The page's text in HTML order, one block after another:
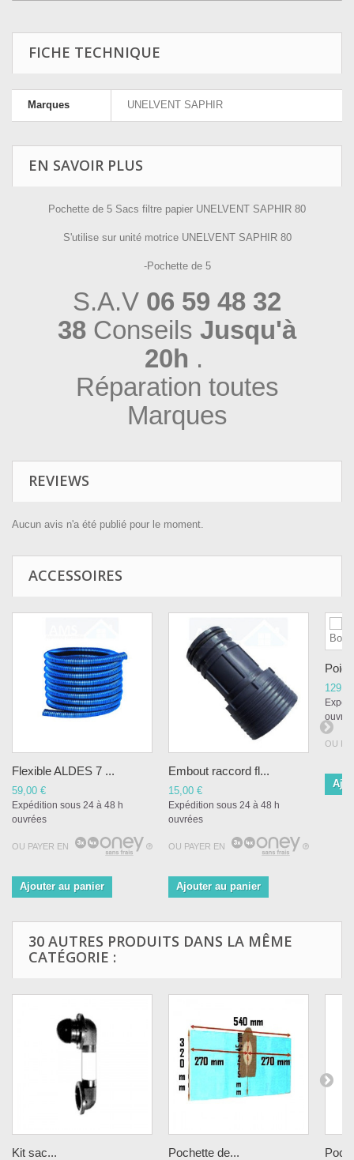
FICHE TECHNIQUE
Marques UNELVENT SAPHIR
EN SAVOIR PLUS
Pochette de 5 Sacs filtre papier UNELVENT SAPHIR 80
S'utilise sur unité motrice UNELVENT SAPHIR 80
-Pochette de 5
S.A.V 06 59 48 32
38 Conseils Jusqu'à
20h .
Réparation toutes
Marques
REVIEWS
Aucun avis n'a été publié pour le moment.
ACCESSOIRES
Flexible ALDES 7 ...
59,00 €
Expédition sous 24 à 48 h
ouvrées
OU PAYER EN
Ajouter au panier
Embout raccord fl...
15,00 €
Expédition sous 24 à 48 h
ouvrées
OU PAYER EN
Ajouter au panier
OU
30 AUTRES PRODUITS DANS LA MÊME
CATÉGORIE :
Kit sac... Pochette de...